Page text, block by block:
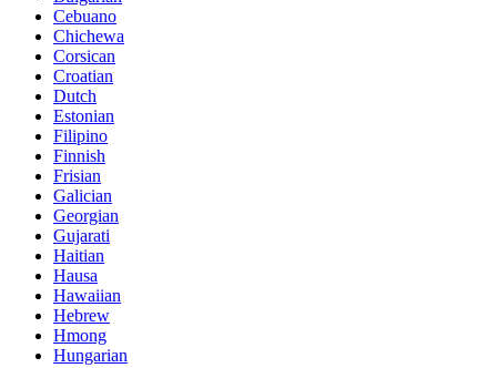
Cebuano
Chichewa
Corsican
Croatian
Dutch
Estonian
Filipino
Finnish
Frisian
Galician
Georgian
Gujarati
Haitian
Hausa
Hawaiian
Hebrew
Hmong
Hungarian